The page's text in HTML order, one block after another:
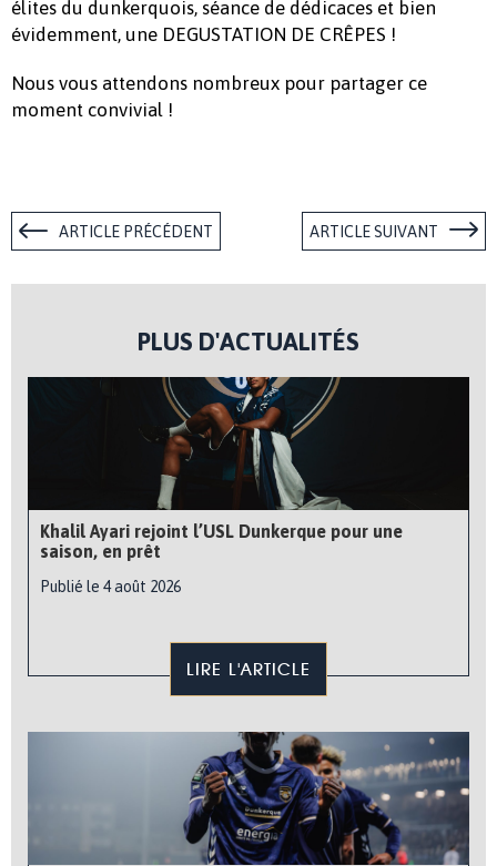
élites du dunkerquois, séance de dédicaces et bien
évidemment, une DEGUSTATION DE CRÊPES !
Nous vous attendons nombreux pour partager ce
moment convivial !
ARTICLE PRÉCÉDENT ARTICLE SUIVANT
PLUS D'ACTUALITÉS
Khalil Ayari rejoint l’USL Dunkerque pour une
saison, en prêt
Publié le 4 août 2026
LIRE L'ARTICLE